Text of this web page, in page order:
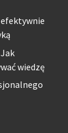
efektywnie
wiedzę